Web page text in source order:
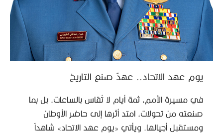
يوم عهد الاتحاد.. عهدٌ صنع التاريخ
في مسيرة الأمم، ثمة أيام لا تُقاس بالساعات، بل بما
صنعته من تحولات، امتد أثرها إلى حاضر الأوطان
ومستقبل أجيالها. ويأتي «يوم عهد الاتحاد» شاهداً